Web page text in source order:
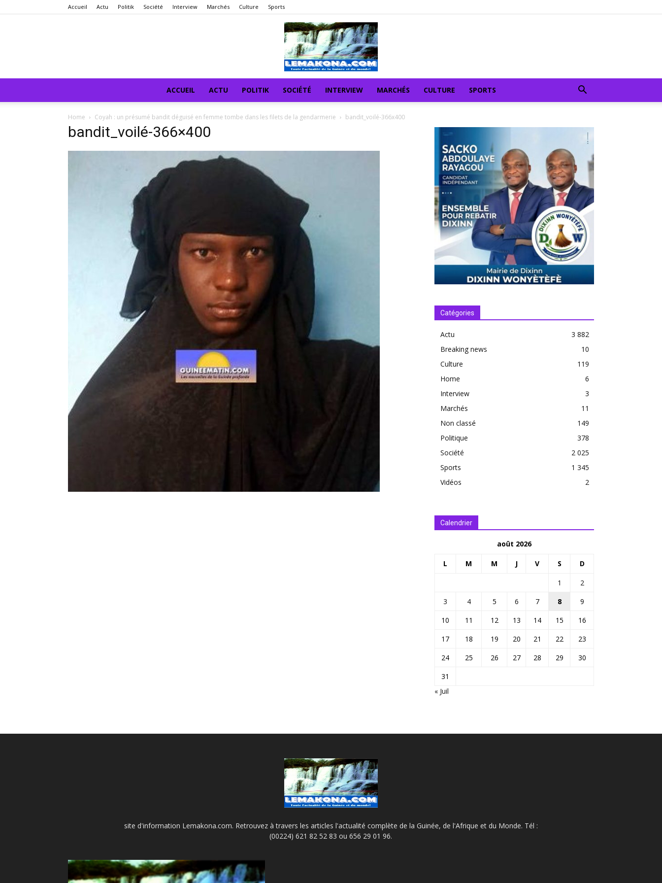
Accueil Actu Politik Société Interview Marchés Culture Sports
ACCUEIL ACTU POLITIK SOCIÉTÉ INTERVIEW MARCHÉS CULTURE SPORTS
Home Coyah : un présumé bandit déguisé en femme tombe dans les filets de la gendarmerie bandit_voilé-366x400
bandit_voilé-366×400
Catégories
Actu
3 882
Breaking news
10
Culture
119
Home
6
Interview
3
Marchés
11
Non classé
149
Politique
378
Société
2 025
Sports
1 345
Vidéos
2
Calendrier
août 2026
L M M J V S D
1
2
3
4 5 6 7 8
9
10
11 12 13 14 15
16
17
18 19 20 21 22
23
24
25 26 27 28 29
30
31
« Juil
site d'information Lemakona.com. Retrouvez à travers les articles l'actualité complète de la Guinée, de l'Afrique et du Monde. Tél :
(00224) 621 82 52 83 ou 656 29 01 96.